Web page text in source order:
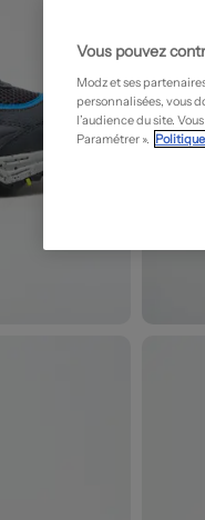
Vous pouvez
Modz et ses
personnalisées, vous
l’audience du site.
Paramétrer ».